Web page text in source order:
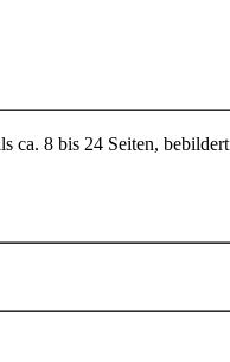
ca. 8 bis 24 Seiten, bebildert